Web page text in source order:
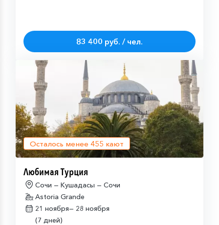
83 400 руб. / чел.
Осталось менее 455 кают
Любимая Турция
Сочи — Кушадасы — Сочи
Astoria Grande
21 ноября— 28 ноября
(7 дней)